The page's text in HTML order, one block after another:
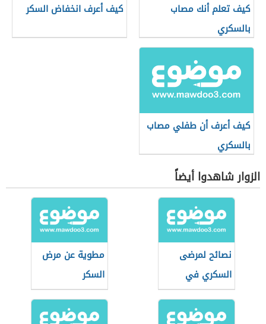
كيف تعلم أنك مصاب
بالسكري
كيف أعرف انخفاض السكر
كيف أعرف أن طفلي مصاب
بالسكري
الزوار شاهدوا أيضاً
نصائح لمرضى
السكري في
رمضان
مطوية عن مرض
السكر